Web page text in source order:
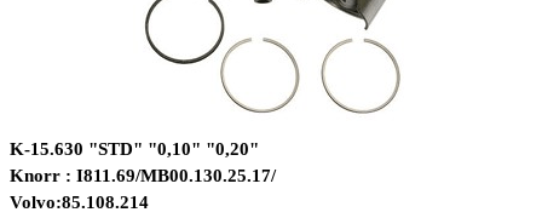
K-15.630 "STD" "0,10" "0,20"
Knorr : I811.69/MB00.130.25.17/
Volvo:85.108.214